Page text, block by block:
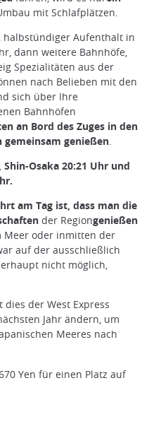
mit Schlafplätzen.
, halbstündiger Aufenthalt in
dann weitere Bahnhöfe,
Spezialitäten aus der
nach Belieben mit den
sich über Ihre
Bahnhöfen
an Bord des Zuges in den
gemeinsam genießen.
Osaka 20:21 Uhr und
am Tag ist, dass man die
der Regiongenießen
Meer oder inmitten der
auf der ausschließlich
nicht möglich,
dies der West Express
Jahr ändern, um
Meeres nach
Yen für einen Platz auf